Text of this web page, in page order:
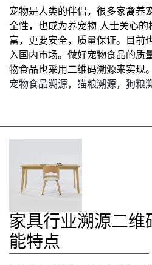
宠物是人类的伴侣，很多家禽养
全性，也成为养宠物 人士关心
富，更要安全，质量保证。目前
入国内市场。做好宠物食品的质
物食品也采用二维码溯源来实现。
宠物食品溯源，猫粮溯源，狗粮
家具行业溯源二维
能特点